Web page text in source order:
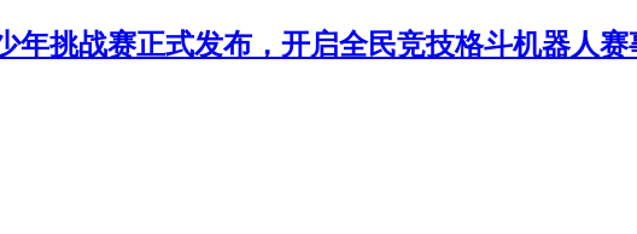
年挑战赛正式发布，开启全民竞技格斗机器人赛